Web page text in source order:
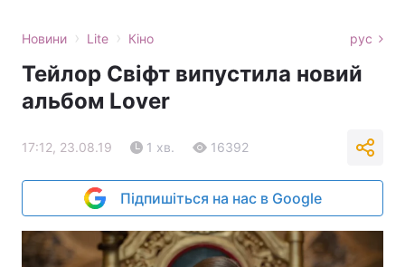
Новини › Lite › Кіно рус
Тейлор Свіфт випустила новий
альбом Lover
17:12, 23.08.19 1 хв. 16392
Підпишіться на нас в Google